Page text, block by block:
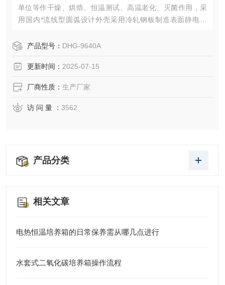
单位等作干燥、烘焙、恒温测试、高温老化、灭菌作用，采
用国内*流线型圆弧设计外壳采用冷轧钢板制造表面静电喷
方便。产品型号： DHG-9640A
更新时间： 2025-07-15
厂商性质： 生产厂家
访 问 量 ： 3562
产品分类
相关文章
电热恒温培养箱的日常保养需从哪几点进行
水套式二氧化碳培养箱操作流程